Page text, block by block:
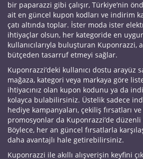
bir paparazzi gibi çalışır, Türkiye’nin
ait en güncel kupon kodları ve indirim
çatı altında toplar. İster moda ister
ihtiyaçlar olsun, her kategoride en
kullanıcılarıyla buluşturan Kuponrazzi,
bütçeden tasarruf etmeyi sağlar.
Kuponrazzi’deki kullanıcı dostu arayüz
mağaza, kategori veya markaya göre
ihtiyacınız olan kupon kodunu ya da
kolayca bulabilirsiniz. Üstelik sadece
hediye kampanyaları, çekiliş fırsatları
promosyonlar da Kuponrazzi’de
Böylece, her an güncel fırsatlarla
daha avantajlı hale getirebilirsiniz.
Kuponrazzi ile akıllı alışverişin keyfini